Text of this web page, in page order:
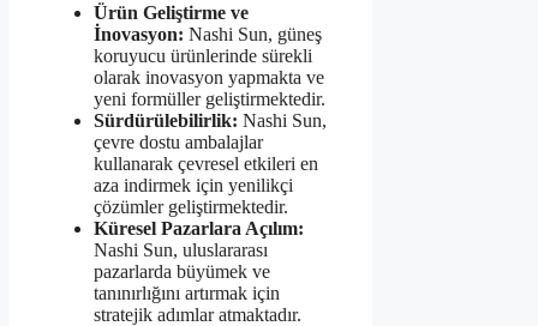
Ürün Geliştirme ve
İnovasyon: Nashi Sun, güneş
koruyucu ürünlerinde sürekli
olarak inovasyon yapmakta ve
yeni formüller geliştirmektedir.
Sürdürülebilirlik: Nashi Sun,
çevre dostu ambalajlar
kullanarak çevresel etkileri en
aza indirmek için yenilikçi
çözümler geliştirmektedir.
Küresel Pazarlara Açılım:
Nashi Sun, uluslararası
pazarlarda büyümek ve
tanınırlığını artırmak için
stratejik adımlar atmaktadır.